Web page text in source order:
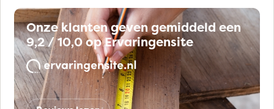
Onze klanten geven gemiddeld een
9,2 / 10,0 op Ervaringensite